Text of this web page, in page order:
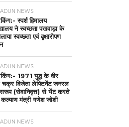
NEWS
स्पर्श हिमालय
ने स्वच्छता पखवाड़ा के
स्वच्छता एवं वृक्षारोपण
NEWS
1971 युद्ध के वीर
चक्र विजेता लेफ्टिनेंट जनरल
(सेवानिवृत्त) से भेंट करते
मंत्री गणेश जोशी
NEWS